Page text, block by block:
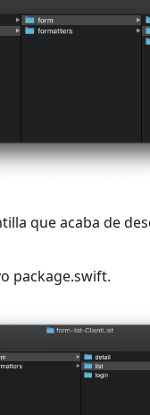
que acaba de
package.swift.